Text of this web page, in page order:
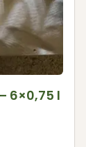
6×0,75 l